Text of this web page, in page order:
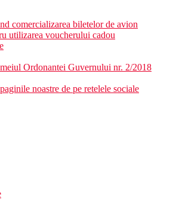
comercializarea biletelor de avion
utilizarea voucherului cadou
Ordonantei Guvernului nr. 2/2018
noastre de pe retelele sociale